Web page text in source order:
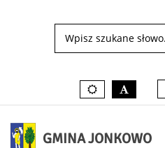
Kolory
domyślnebiały
GMINA JONKOWO